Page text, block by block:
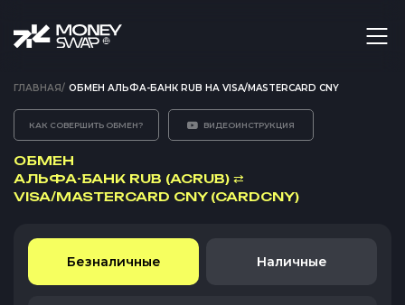
ГЛАВНАЯ/ ОБМЕН АЛЬФА-БАНК RUB НА VISA/MASTERCARD CNY
КАК СОВЕРШИТЬ ОБМЕН? ВИДЕОИНСТРУКЦИЯ
ОБМЕН
АЛЬФА-БАНК RUB (ACRUB) ⇄
VISA/MASTERCARD CNY (CARDCNY)
Безналичные Наличные